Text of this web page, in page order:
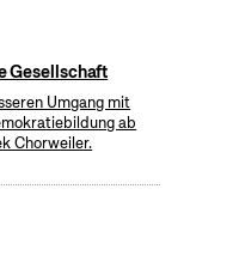
Gesellschaft
Umgang mit
ab
Chorweiler.